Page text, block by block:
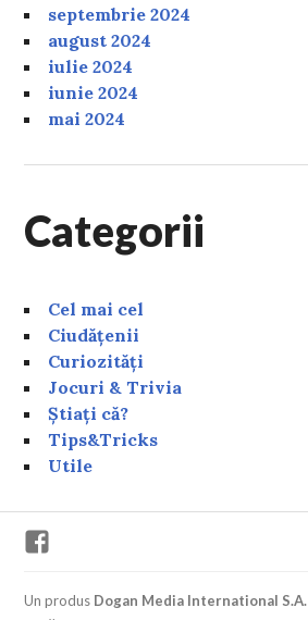
septembrie 2024
august 2024
iulie 2024
iunie 2024
mai 2024
Categorii
Cel mai cel
Ciudățenii
Curiozități
Jocuri & Trivia
Știați că?
Tips&Tricks
Utile
Un produs Dogan Media International S.A.